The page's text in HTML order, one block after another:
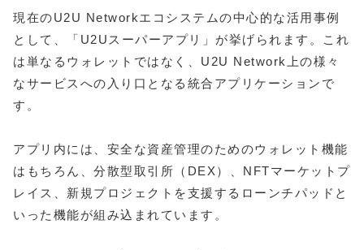
現在のU2U Networkエコシステムの中心的な活用事例
として、「U2Uスーパーアプリ」が挙げられます。これ
は単なるウォレットではなく、U2U Network上の様々
なサービスへの入り口となる統合アプリケーションで
す。
アプリ内には、安全な資産管理のためのウォレット機能
はもちろん、分散型取引所（DEX）、NFTマーケットプ
レイス、新規プロジェクトを支援するローンチパッドと
いった機能が組み込まれています。